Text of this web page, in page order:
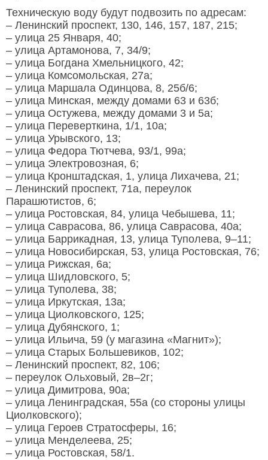
Техническую воду будут подвозить по адресам:
– Ленинский проспект, 130, 146, 157, 187, 215;
– улица 25 Января, 40;
– улица Артамонова, 7, 34/9;
– улица Богдана Хмельницкого, 42;
– улица Комсомольская, 27а;
– улица Маршала Одинцова, 8, 25б/6;
– улица Минская, между домами 63 и 63б;
– улица Остужева, между домами 3 и 5а;
– улица Переверткина, 1/1, 10а;
– улица Урывского, 13;
– улица Федора Тютчева, 93/1, 99а;
– улица Электровозная, 6;
– улица Кронштадская, 1, улица Лихачева, 21;
– Ленинский проспект, 71а, переулок
Парашютистов, 6;
– улица Ростовская, 84, улица Чебышева, 11;
– улица Саврасова, 86, улица Саврасова, 40а;
– улица Баррикадная, 13, улица Туполева, 9–11;
– улица Новосибирская, 53, улица Ростовская, 76;
– улица Рижская, 6а;
– улица Шидловского, 5;
– улица Туполева, 38;
– улица Иркутская, 13а;
– улица Циолковского, 125;
– улица Дубянского, 1;
– улица Ильича, 59 (у магазина «Магнит»);
– улица Старых Большевиков, 102;
– Ленинский проспект, 82, 106;
– переулок Ольховый, 2в–2г;
– улица Димитрова, 90а;
– улица Ленинградская, 55а (со стороны улицы
Циолковского);
– улица Героев Стратосферы, 16;
– улица Менделеева, 25;
– улица Ростовская, 58/1.